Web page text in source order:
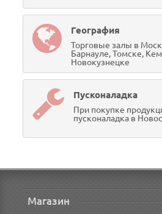
География
Торговые залы в
Барнауле, Томске,
Новокузнецке
Пусконаладка
При покупке
пусконаладка в
Магазин